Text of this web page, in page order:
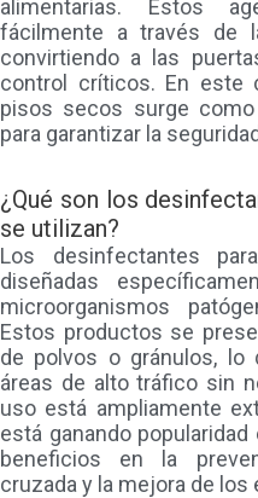
alimentarias. Estos
fácilmente a través de
convirtiendo a las
control críticos. En este
pisos secos surge como
para garantizar la
¿Qué son los
se utilizan?
Los desinfectantes
diseñadas
microorganismos
Estos productos se
de polvos o gránulos, lo
áreas de alto tráfico sin
uso está ampliamente
está ganando
beneficios en la
cruzada y la mejora de los